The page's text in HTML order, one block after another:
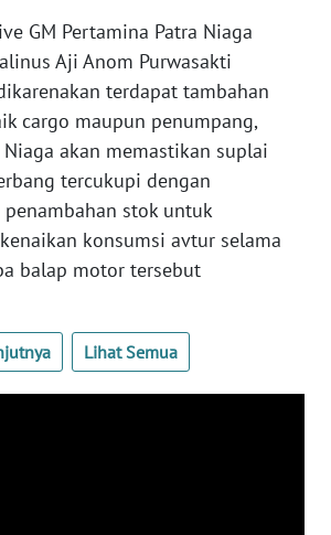
GM Pertamina Patra Niaga
Aji Anom Purwasakti
terdapat tambahan
cargo maupun penumpang,
akan memastikan suplai
tercukupi dengan
stok untuk
konsumsi avtur selama
balap motor tersebut
Lihat Semua